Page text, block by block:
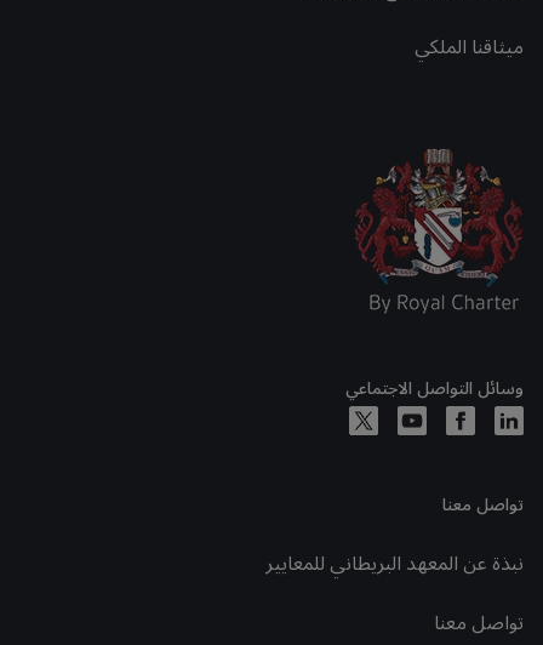
ميثاقنا الملكي
وسائل التواصل الاجتماعي
تواصل معنا
نبذة عن المعهد البريطاني للمعايير
تواصل معنا